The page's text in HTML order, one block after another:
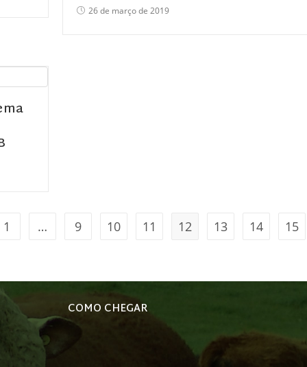
26 de março de 2019
1 … 9 10 11 12 13 14 15
COMO CHEGAR